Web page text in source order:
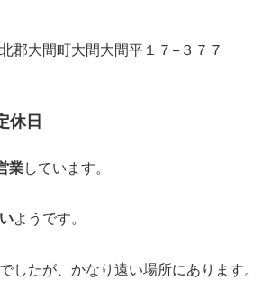
郡大間町大間大間平１７−３７７
休日
業しています。
ようです。
したが、かなり遠い場所にあります。